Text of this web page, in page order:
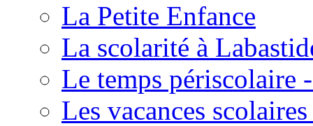
La Petite Enfance
La scolarité à
Le temps périscolaire
Les vacances